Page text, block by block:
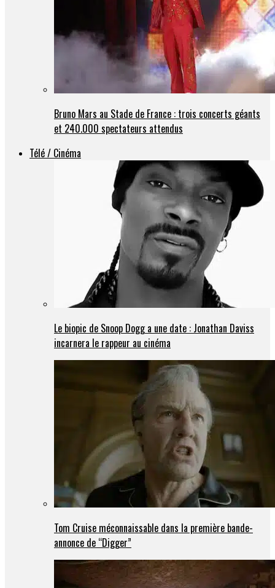
Bruno Mars au Stade de France : trois concerts géants
et 240.000 spectateurs attendus
Télé / Cinéma
Le biopic de Snoop Dogg a une date : Jonathan Daviss
incarnera le rappeur au cinéma
Tom Cruise méconnaissable dans la première bande-
annonce de “Digger”